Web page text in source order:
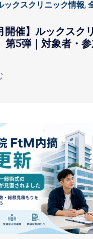
ックスクリニック情報,
開催】ルックスク
第5弾｜対象者・